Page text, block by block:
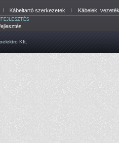
Kábeltartó szerkezetek Kábelek,
Kft.